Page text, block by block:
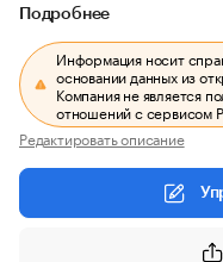
Подробнее
Информация носит
основании данных из
Компания не является
отношений с сервисом
Редактировать описание